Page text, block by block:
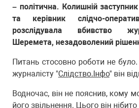
– політична. Колишній
та керівник слідчо-
розслідувала вбивство
Шеремета, незадоволений
Питань стосовно роботи не
журналісту "Слідство.Інфо" він
Водночас, він не пояснив, кому
його звільнення. Цього він